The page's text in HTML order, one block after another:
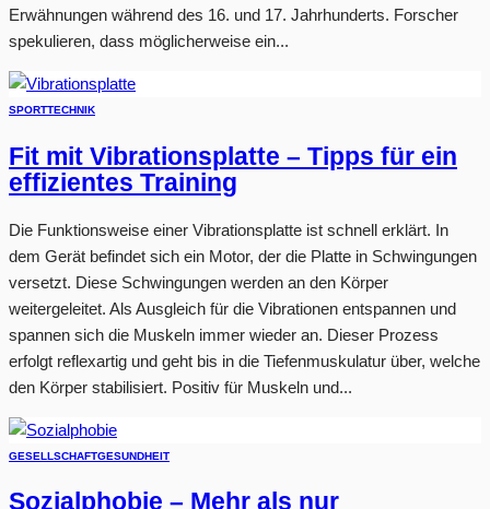
Erwähnungen während des 16. und 17. Jahrhunderts. Forscher
spekulieren, dass möglicherweise ein...
SPORTTECHNIK
Fit mit Vibrationsplatte – Tipps für ein
effizientes Training
Die Funktionsweise einer Vibrationsplatte ist schnell erklärt. In
dem Gerät befindet sich ein Motor, der die Platte in Schwingungen
versetzt. Diese Schwingungen werden an den Körper
weitergeleitet. Als Ausgleich für die Vibrationen entspannen und
spannen sich die Muskeln immer wieder an. Dieser Prozess
erfolgt reflexartig und geht bis in die Tiefenmuskulatur über, welche
den Körper stabilisiert. Positiv für Muskeln und...
GESELLSCHAFTGESUNDHEIT
Sozialphobie – Mehr als nur